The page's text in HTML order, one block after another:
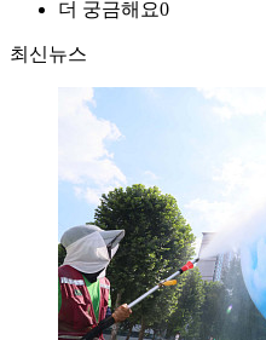
더 궁금해요0
최신뉴스